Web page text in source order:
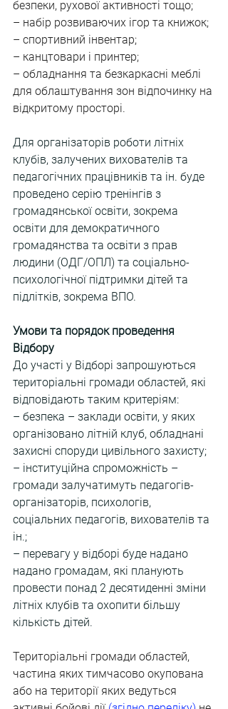
безпеки, рухової активності тощо;
– набір розвиваючих ігор та книжок;
– спортивний інвентар;
– канцтовари і принтер;
– обладнання та безкаркасні меблі
для облаштування зон відпочинку на
відкритому просторі.
Для організаторів роботи літніх
клубів, залучених вихователів та
педагогічних працівників та ін. буде
проведено серію тренінгів з
громадянської освіти, зокрема
освіти для демократичного
громадянства та освіти з прав
людини (ОДГ/ОПЛ) та соціально-
психологічної підтримки дітей та
підлітків, зокрема ВПО.
Умови та порядок проведення
Відбору
До участі у Відборі запрошуються
територіальні громади областей, які
відповідають таким критеріям:
– безпека – заклади освіти, у яких
організовано літній клуб, обладнані
захисні споруди цивільного захисту;
– інституційна спроможність –
громади залучатимуть педагогів-
організаторів, психологів,
соціальних педагогів, вихователів та
ін.;
– перевагу у відборі буде надано
надано громадам, які планують
провести понад 2 десятиденні зміни
літніх клубів та охопити більшу
кількість дітей.
Територіальні громади областей,
частина яких тимчасово окупована
або на території яких ведуться